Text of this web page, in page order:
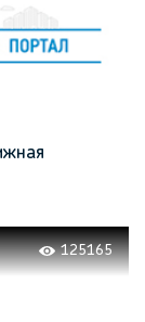
125165